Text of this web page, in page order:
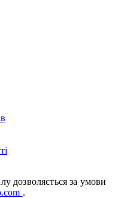
дозволяється за умови
.